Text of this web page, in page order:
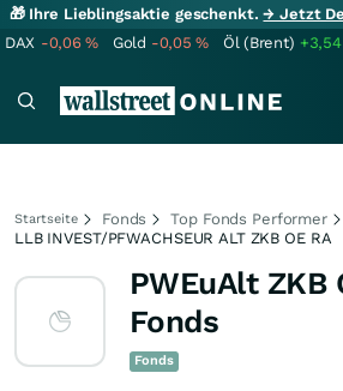
🎁 Ihre Lieblingsaktie geschenkt.→ Jetzt
DAX -0,06% Gold -0,05% Öl (Brent)
Startseite Fonds
Top Fonds Performer
LLB INVEST/PFWACHSEUR ALT ZKB OE RA
PWEuAlt ZKB
Fonds
Fonds